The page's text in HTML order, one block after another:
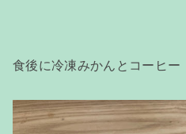
食後に冷凍みかんとコーヒー